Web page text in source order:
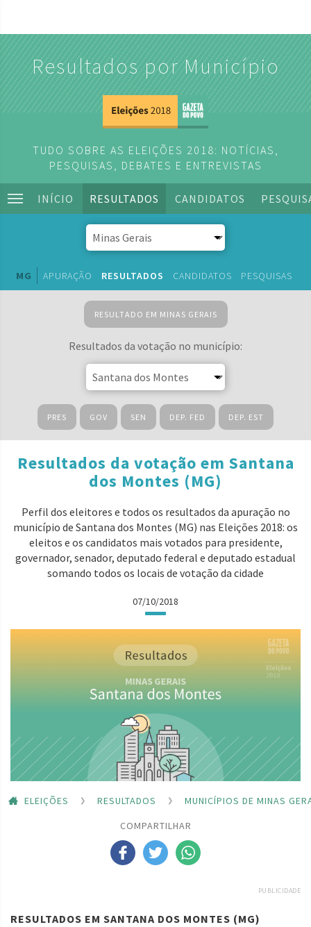
Resultados por Município
TUDO SOBRE AS ELEIÇÕES 2018: NOTÍCIAS,
PESQUISAS, DEBATES E ENTREVISTAS
INÍCIO RESULTADOS CANDIDATOS
MG APURAÇÃO RESULTADOS CANDIDATOS PESQUISAS
RESULTADO EM MINAS GERAIS
Resultados da votação no município:
PRES GOV SEN DEP. FED DEP. EST
Resultados da votação em Santana
dos Montes (MG)
Perfil dos eleitores e todos os resultados da apuração no
município de Santana dos Montes (MG) nas Eleições 2018: os
eleitos e os candidatos mais votados para presidente,
governador, senador, deputado federal e deputado estadual
somando todos os locais de votação da cidade
07/10/2018
ELEIÇÕES RESULTADOS
MUNICÍPIOS DE MINAS
COMPARTILHAR
PUBLICIDADE
RESULTADOS EM SANTANA DOS MONTES (MG)